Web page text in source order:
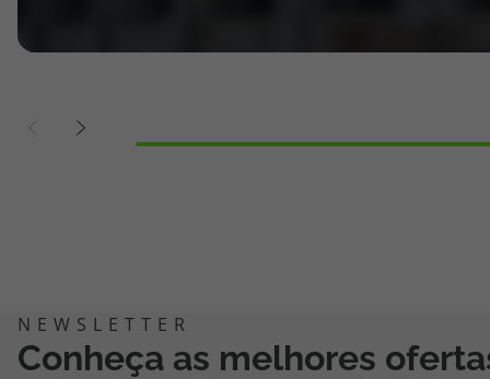
Conheça as melhores